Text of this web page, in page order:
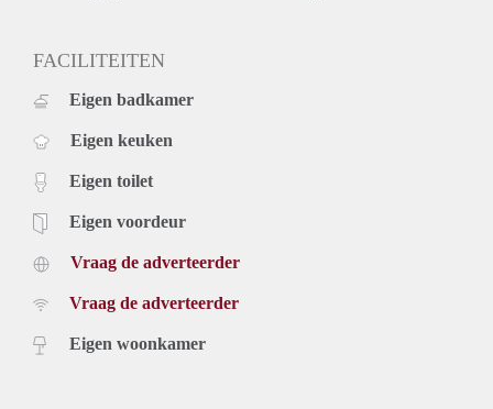
FACILITEITEN
Eigen badkamer
Eigen keuken
Eigen toilet
Eigen voordeur
Vraag de adverteerder
Vraag de adverteerder
Eigen woonkamer